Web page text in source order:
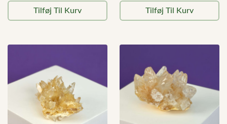
Tilføj Til Kurv Tilføj Til Kurv